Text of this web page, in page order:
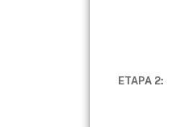
ETAPA 2: